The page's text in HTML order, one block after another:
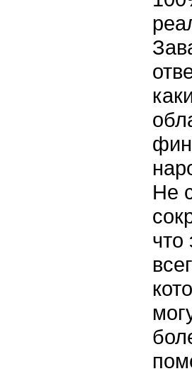
Не
что